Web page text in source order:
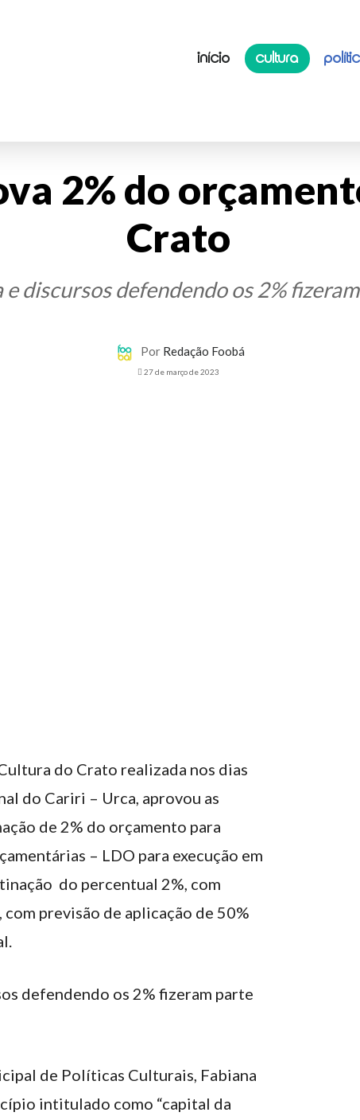
INÍCIO CULTURA
2% do
Crato
discursos defendendo os 2%
Por Redação Foobá
27 de março de 2023
do Crato realizada nos dias
do Cariri – Urca, aprovou as
de 2% do orçamento para
– LDO para execução em
do percentual 2%, com
previsão de aplicação de 50%
defendendo os 2% fizeram parte
de Políticas Culturais, Fabiana
intitulado como “capital da